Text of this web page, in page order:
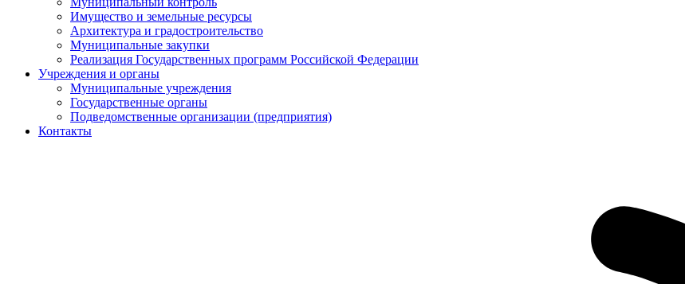
Имущество и земельные ресурсы
Архитектура и градостроительство
Муниципальные закупки
Реализация Государственных программ Российской Федерации
Учреждения и органы
Муниципальные учреждения
Государственные органы
Подведомственные организации (предприятия)
Контакты